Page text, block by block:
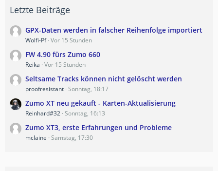
Letzte Beiträge
GPX-Daten werden in falscher Reihenfolge importiert
Wolfi-Pf Vor 15 Stunden
FW 4.90 fürs Zumo 660
Reika Vor 15 Stunden
Seltsame Tracks können nicht gelöscht werden
proofresistant Sonntag, 18:17
Zumo XT neu gekauft - Karten-Aktualisierung
Reinhard#32 Sonntag, 16:13
Zumo XT3, erste Erfahrungen und Probleme
mclaine Samstag, 17:30